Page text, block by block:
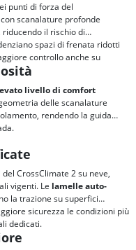
punti di forza del
con scanalature profonde
riducendo il rischio di
spazi di frenata ridotti
controllo anche su
livello di comfort
delle scanalature
rendendo la guida
CrossClimate 2 su neve,
vigenti. Le lamelle auto-
la trazione su superfici
sicurezza le condizioni più
dedicati.